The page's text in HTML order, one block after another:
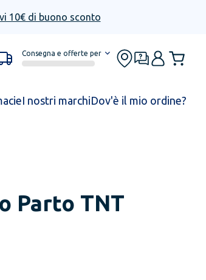
10€ di buono sconto
Consegna e offerte per
I nostri marchiDov'è il mio ordine?
Parto TNT